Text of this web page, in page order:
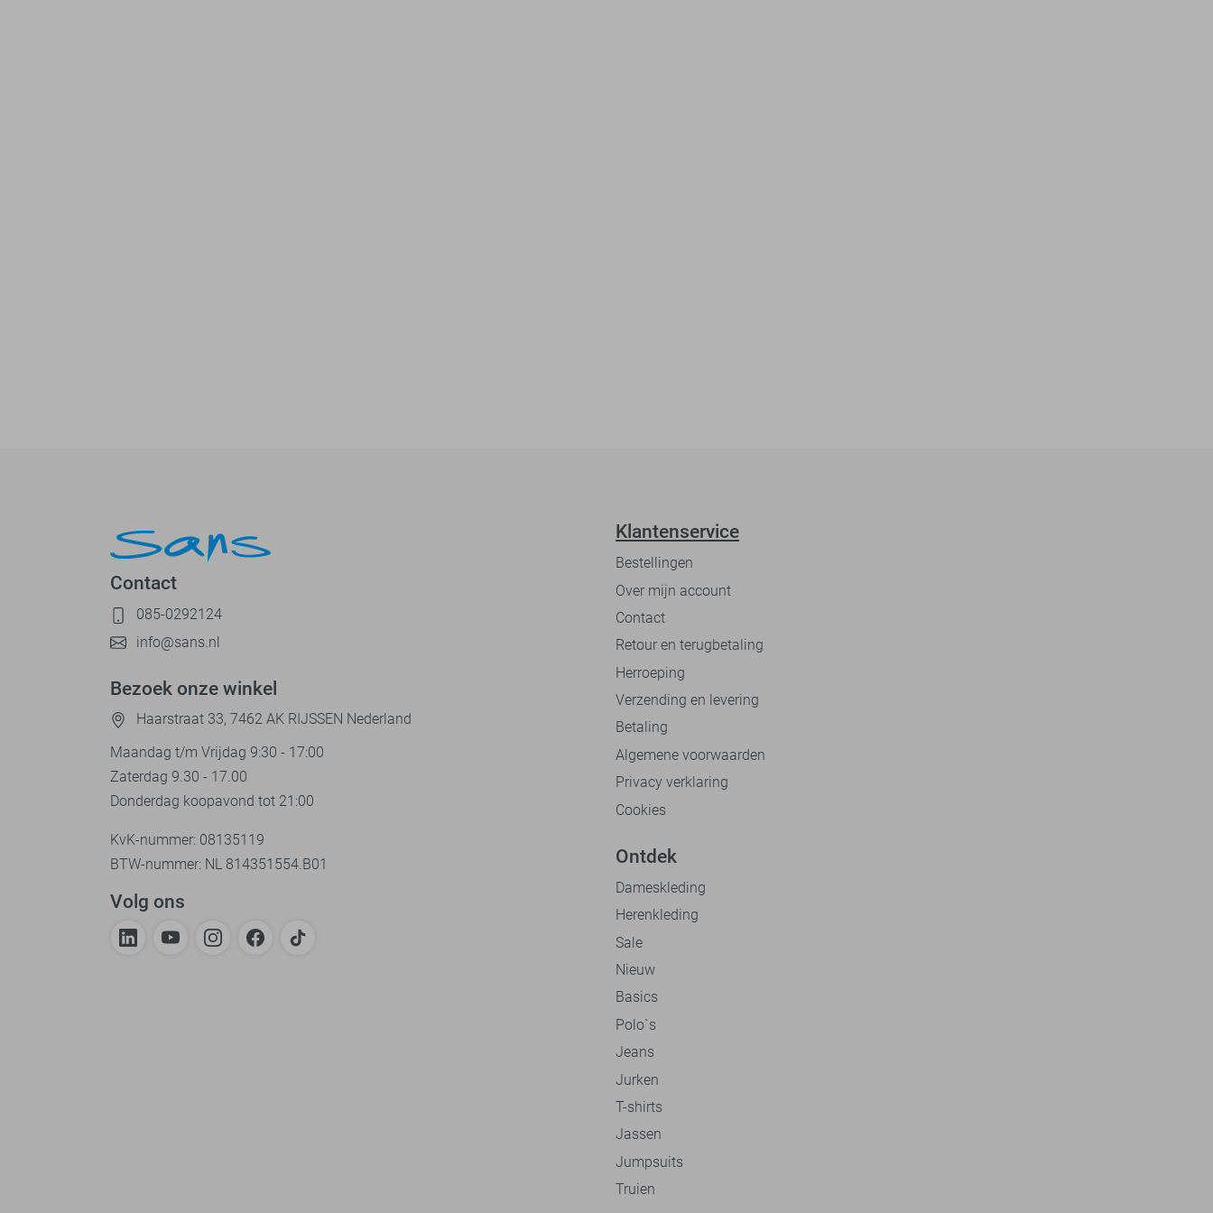
Contact
085-0292124
info@sans.nl
Bezoek onze winkel
Haarstraat 33, 7462 AK RIJSSEN Nederland
Maandag t/m Vrijdag 9:30 - 17:00
Zaterdag 9.30 - 17.00
Donderdag koopavond tot 21:00
KvK-nummer: 08135119
BTW-nummer: NL 814351554.B01
Volg ons
Klantenservice
Bestellingen
Over mijn account
Contact
Retour en terugbetaling
Herroeping
Verzending en levering
Betaling
Algemene voorwaarden
Privacy verklaring
Cookies
Ontdek
Dameskleding
Herenkleding
Sale
Nieuw
Basics
Polo`s
Jeans
Jurken
T-shirts
Jassen
Jumpsuits
Truien